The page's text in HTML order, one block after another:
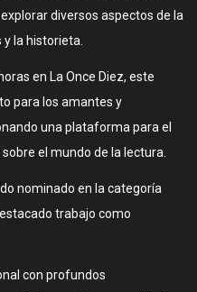
diversos aspectos de la
la historieta.
en La Once Diez, este
para los amantes y
una plataforma para el
el mundo de la lectura.
nominado en la categoría
trabajo como
con profundos